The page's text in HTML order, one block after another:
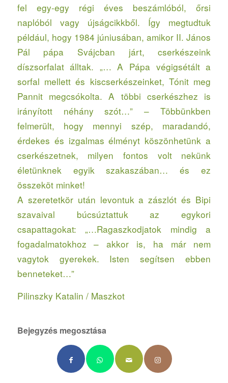
fel egy-egy régi éves beszámlóból, őrsi
naplóból vagy újságcikkből. Így megtudtuk
például, hogy 1984 júniusában, amikor II. János
Pál pápa Svájcban járt, cserkészeink
díszsorfalat álltak. „… A Pápa végigsétált a
sorfal mellett és kiscserkészeinket, Tónit meg
Pannit megcsókolta. A többi cserkészhez is
irányított néhány szót…” – Többünkben
felmerült, hogy mennyi szép, maradandó,
érdekes és izgalmas élményt köszönhetünk a
cserkészetnek, milyen fontos volt nekünk
életünknek egyik szakaszában… és ez
összeköt minket!
A szeretetkör után levontuk a zászlót és Bipi
szavaival búcsúztattuk az egykori
csapattagokat: „…Ragaszkodjatok mindig a
fogadalmatokhoz – akkor is, ha már nem
vagytok gyerekek. Isten segítsen ebben
benneteket…”
Pilinszky Katalin / Maszkot
Bejegyzés megosztása